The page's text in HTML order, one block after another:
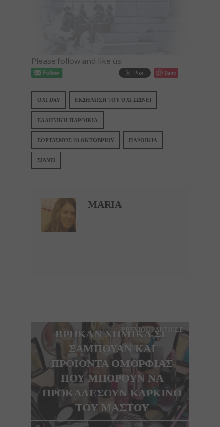
Please follow and like us:
Save
OXI DAY ΕΚΔΗΛΩΣΗ ΤΟΥ ΟΧΙ ΣΙΔΝΕΙ
ΕΛΛΗΝΙΚΗ ΠΑΡΟΙΚΙΑ
ΕΟΡΤΑΣΜΟΣ 28 ΟΚΤΩΒΡΙΟΥ ΠΑΡΟΙΚΙΑ
ΣΙΔΝΕΙ
MARIA
PREVIOUS ARTICLE
ΒΡΗΚΑΝ ΧΗΜΙΚΑ ΣΕ
ΣΑΜΠΟΥΑΝ ΚΑΙ
ΠΡΟΙΟΝΤΑ ΟΜΟΡΦΙΑΣ
ΠΟΥ ΜΠΟΡΟΥΝ ΝΑ
ΠΡΟΚΑΛΕΣΟΥΝ ΚΑΡΚΙΝΟ
ΤΟΥ ΜΑΣΤΟΥ